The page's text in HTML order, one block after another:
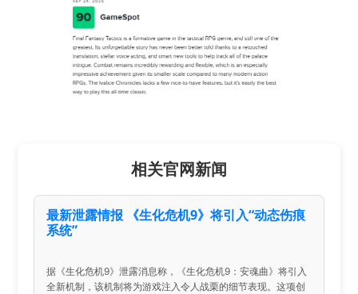
相关官网新闻
最新泄露情报 《生化危机9》将引入“动态伤痕
系统”
据《生化危机9》泄露消息称，《生化危机9：安魂曲》将引入
全新机制，该机制将为游戏注入令人战栗的细节表现。这项创